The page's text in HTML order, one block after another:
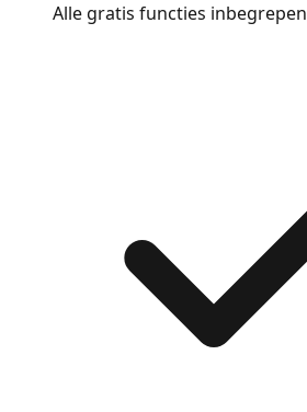
Alle gratis functies inbegrepen